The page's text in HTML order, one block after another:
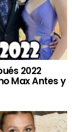
2022
Max Antes y